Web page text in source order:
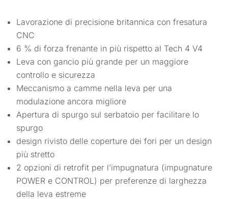
Lavorazione di precisione britannica con fresatura
CNC
6 % di forza frenante in più rispetto al Tech 4 V4
Leva con gancio più grande per un maggiore
controllo e sicurezza
Meccanismo a camme nella leva per una
modulazione ancora migliore
Apertura di spurgo sul serbatoio per facilitare lo
spurgo
design rivisto delle coperture dei fori per un design
più stretto
2 opzioni di retrofit per l’impugnatura (impugnature
POWER e CONTROL) per preferenze di larghezza
della leva estreme